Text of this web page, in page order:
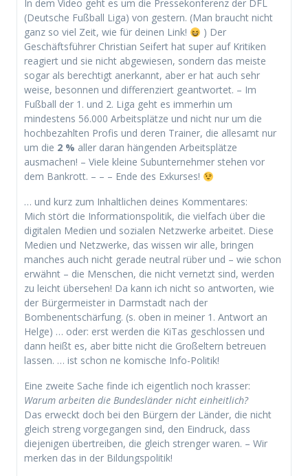
In dem Video geht es um die Pressekonferenz der DFL
(Deutsche Fußball Liga) von gestern. (Man braucht nicht
ganz so viel Zeit, wie für deinen Link!
) Der
Geschäftsführer Christian Seifert hat super auf Kritiken
reagiert und sie nicht abgewiesen, sondern das meiste
sogar als berechtigt anerkannt, aber er hat auch sehr
weise, besonnen und differenziert geantwortet. – Im
Fußball der 1. und 2. Liga geht es immerhin um
mindestens 56.000 Arbeitsplätze und nicht nur um die
hochbezahlten Profis und deren Trainer, die allesamt nur
um die 2 % aller daran hängenden Arbeitsplätze
ausmachen! – Viele kleine Subunternehmer stehen vor
dem Bankrott. – – – Ende des Exkurses!
… und kurz zum Inhaltlichen deines Kommentares:
Mich stört die Informationspolitik, die vielfach über die
digitalen Medien und sozialen Netzwerke arbeitet. Diese
Medien und Netzwerke, das wissen wir alle, bringen
manches auch nicht gerade neutral rüber und – wie schon
erwähnt – die Menschen, die nicht vernetzt sind, werden
zu leicht übersehen! Da kann ich nicht so antworten, wie
der Bürgermeister in Darmstadt nach der
Bombenentschärfung. (s. oben in meiner 1. Antwort an
Helge) … oder: erst werden die KiTas geschlossen und
dann heißt es, aber bitte nicht die Großeltern betreuen
lassen. … ist schon ne komische Info-Politik!
Eine zweite Sache finde ich eigentlich noch krasser:
Warum arbeiten die Bundesländer nicht einheitlich?
Das erweckt doch bei den Bürgern der Länder, die nicht
gleich streng vorgegangen sind, den Eindruck, dass
diejenigen übertreiben, die gleich strenger waren. – Wir
merken das in der Bildungspolitik!